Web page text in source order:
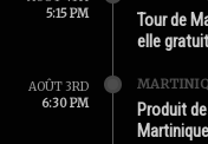
5:15 PM
Tour de
elle
AOÛT 3RD
6:30 PM
Produit
Martinique